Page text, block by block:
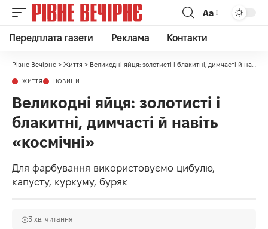
Аа
Передплата газети Реклама Контакти
Рівне Вечірнє > Життя > Великодні яйця: золотисті і блакитні, димчасті й навіть «космічні»
ЖИТТЯ НОВИНИ
Великодні яйця: золотисті і
блакитні, димчасті й навіть
«космічні»
Для фарбування використовуємо цибулю,
капусту, куркуму, буряк
3 хв. читання